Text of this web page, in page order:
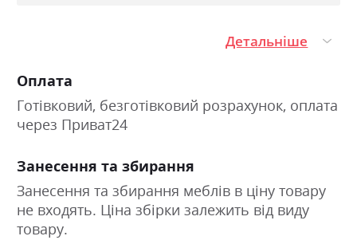
Детальніше
Оплата
Готівковий, безготівковий розрахунок, оплата
через Приват24
Занесення та збирання
Занесення та збирання меблів в ціну товару
не входять. Ціна збірки залежить від виду
товару.